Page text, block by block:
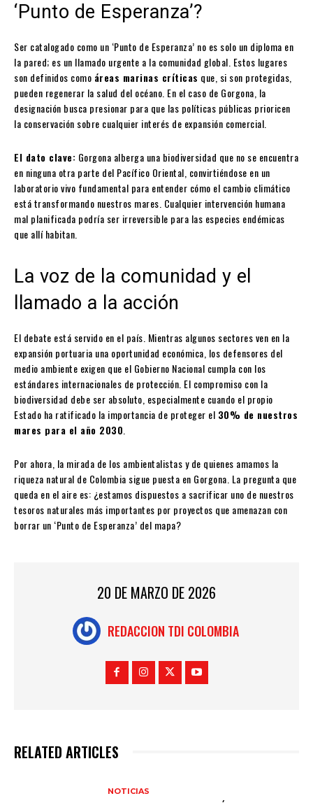
‘Punto de Esperanza’?
Ser catalogado como un ‘Punto de Esperanza’ no es solo un diploma en
la pared; es un llamado urgente a la comunidad global. Estos lugares
son definidos como áreas marinas críticas que, si son protegidas,
pueden regenerar la salud del océano. En el caso de Gorgona, la
designación busca presionar para que las políticas públicas prioricen
la conservación sobre cualquier interés de expansión comercial.
El dato clave: Gorgona alberga una biodiversidad que no se encuentra
en ninguna otra parte del Pacífico Oriental, convirtiéndose en un
laboratorio vivo fundamental para entender cómo el cambio climático
está transformando nuestros mares. Cualquier intervención humana
mal planificada podría ser irreversible para las especies endémicas
que allí habitan.
La voz de la comunidad y el
llamado a la acción
El debate está servido en el país. Mientras algunos sectores ven en la
expansión portuaria una oportunidad económica, los defensores del
medio ambiente exigen que el Gobierno Nacional cumpla con los
estándares internacionales de protección. El compromiso con la
biodiversidad debe ser absoluto, especialmente cuando el propio
Estado ha ratificado la importancia de proteger el 30% de nuestros
mares para el año 2030
Por ahora, la mirada de los ambientalistas y de quienes amamos la
riqueza natural de Colombia sigue puesta en Gorgona. La pregunta que
queda en el aire es: ¿estamos dispuestos a sacrificar uno de nuestros
tesoros naturales más importantes por proyectos que amenazan con
borrar un ‘Punto de Esperanza’ del mapa?
20 DE MARZO DE 2026
REDACCION TDI COLOMBIA
RELATED ARTICLES
NOTICIAS